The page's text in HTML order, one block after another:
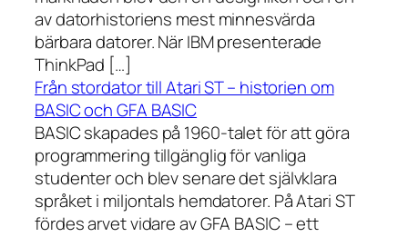
av datorhistoriens mest minnesvärda
bärbara datorer. När IBM presenterade
ThinkPad […]
Från stordator till Atari ST – historien om
BASIC och GFA BASIC
BASIC skapades på 1960-talet för att göra
programmering tillgänglig för vanliga
studenter och blev senare det självklara
språket i miljontals hemdatorer. På Atari ST
fördes arvet vidare av GFA BASIC – ett